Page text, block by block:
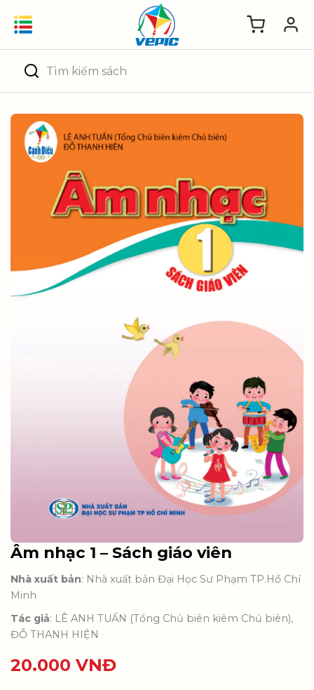
Tìm
kiếm:
Âm nhạc 1 – Sách giáo viên
Nhà xuất bản: Nhà xuất bản Đại Học Sư Phạm TP.Hồ Chí
Minh
Tác giả: LÊ ANH TUẤN (Tổng Chủ biên kiêm Chủ biên),
ĐỖ THANH HIỆN
20.000 VNĐ